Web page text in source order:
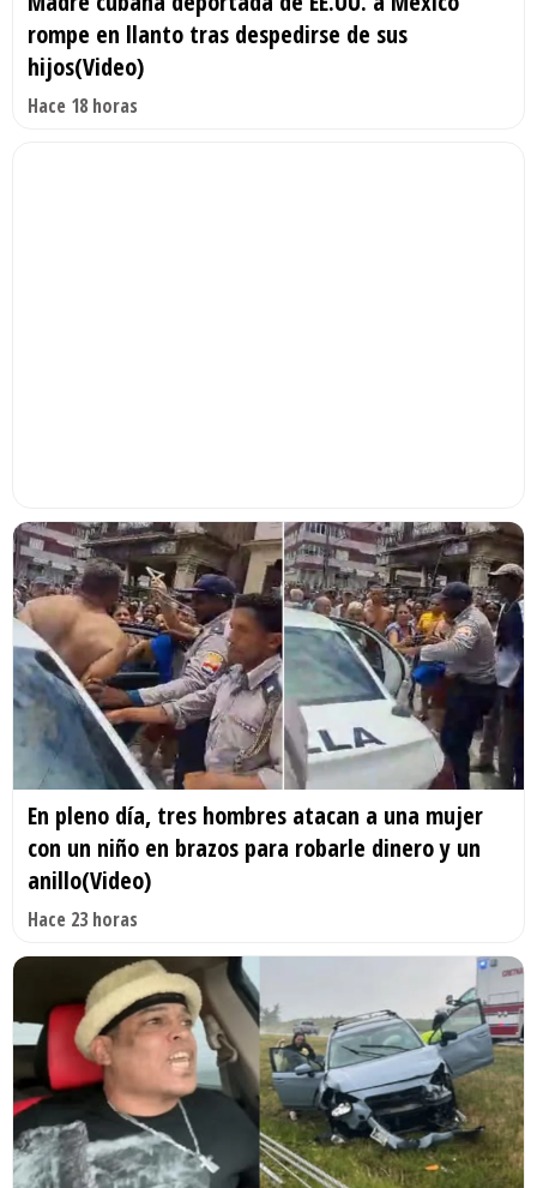
rompe en llanto tras despedirse de sus
hijos(Video)
Hace 18 horas
En pleno día, tres hombres atacan a una mujer
con un niño en brazos para robarle dinero y un
anillo(Video)
Hace 23 horas